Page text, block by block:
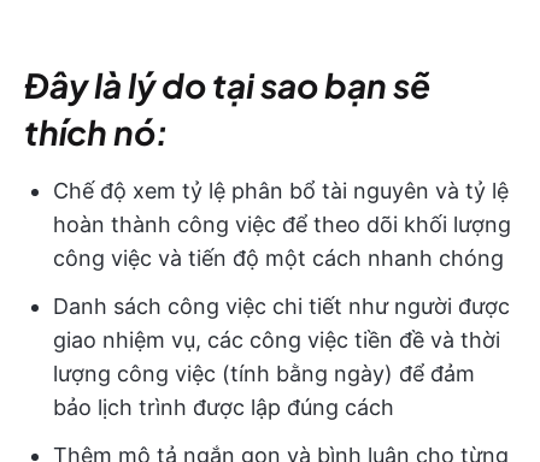
Đây là lý do tại sao bạn sẽ
thích nó:
Chế độ xem tỷ lệ phân bổ tài nguyên và tỷ lệ
hoàn thành công việc để theo dõi khối lượng
công việc và tiến độ một cách nhanh chóng
Danh sách công việc chi tiết như người được
giao nhiệm vụ, các công việc tiền đề và thời
lượng công việc (tính bằng ngày) để đảm
bảo lịch trình được lập đúng cách
Thêm mô tả ngắn gọn và bình luận cho từng